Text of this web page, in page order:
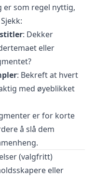
er som regel nyttig,
: Dekker
eller
: Bekreft at hvert
med øyeblikket
er for korte
å slå dem
(valgfritt)
eller